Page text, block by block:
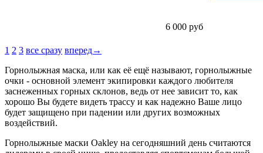
6 000 руб
1 2 3 все сразу вперед→
Горнолыжная маска, или как её ещё называют, горнолыжные
очки - основной элемент экипировки каждого любителя
заснеженных горных склонов, ведь от нее зависит то, как
хорошо Вы будете видеть трассу и как надежно Ваше лицо
будет защищено при падении или других возможных
воздействий.
Горнолыжные маски Oakley на сегодняшний день считаются